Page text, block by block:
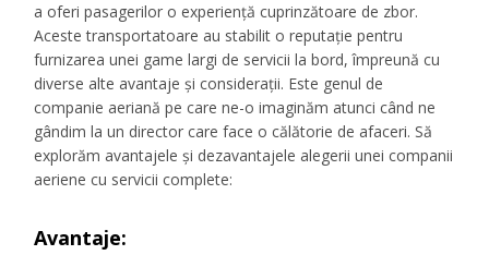
a oferi pasagerilor o experiență cuprinzătoare de zbor.
Aceste transportatoare au stabilit o reputație pentru
furnizarea unei game largi de servicii la bord, împreună cu
diverse alte avantaje și considerații. Este genul de
companie aeriană pe care ne-o imaginăm atunci când ne
gândim la un director care face o călătorie de afaceri. Să
explorăm avantajele și dezavantajele alegerii unei companii
aeriene cu servicii complete:
Avantaje: